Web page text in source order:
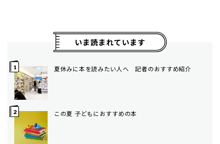
いま読まれています
夏休みに本を読みたい人へ 記者のおすすめ紹介
この夏 子どもにおすすめの本